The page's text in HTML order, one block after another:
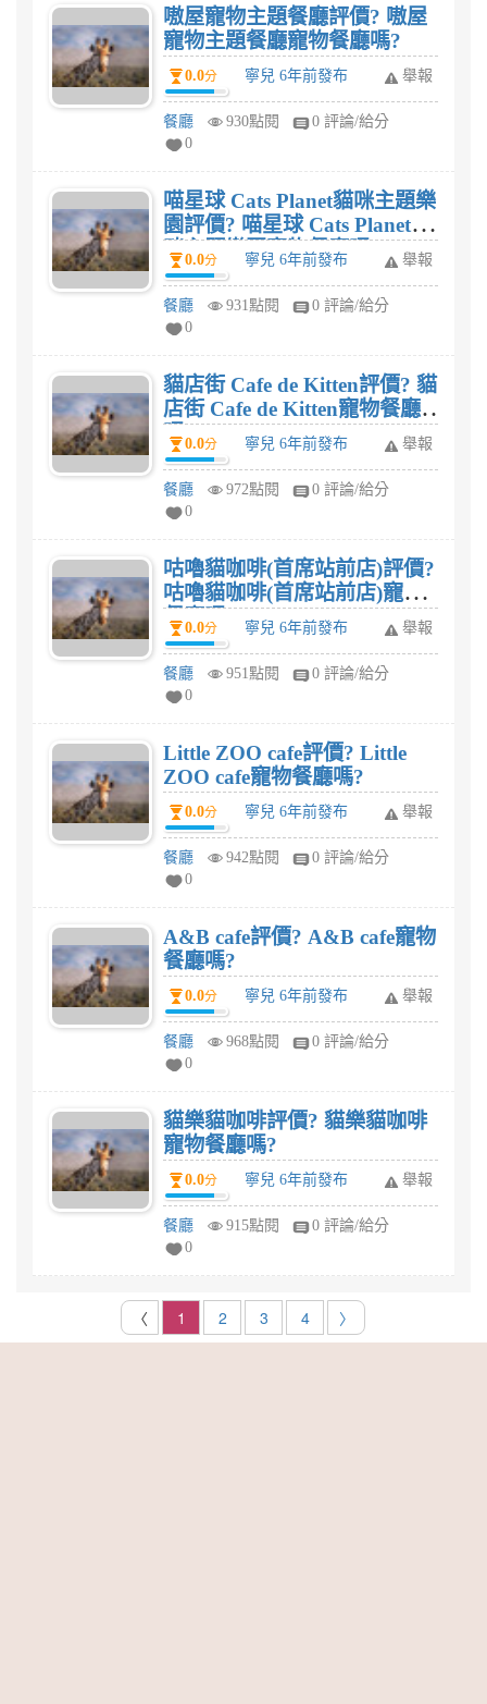
嗷屋寵物主題餐廳評價? 嗷屋
寵物主題餐廳寵物餐廳嗎?
0.0分 寧兒 6年前發布 舉報
餐廳 930點閱
0 評論/給分
0
喵星球 Cats Planet貓咪主題樂
園評價? 喵星球 Cats Planet貓
咪主題樂園寵物餐廳嗎?
0.0分 寧兒 6年前發布 舉報
餐廳 931點閱
0 評論/給分
0
貓店街 Cafe de Kitten評價? 貓
店街 Cafe de Kitten寵物餐廳
嗎?0.0分 寧兒 6年前發布 舉報
餐廳 972點閱
0 評論/給分
0
咕嚕貓咖啡(首席站前店)評價?
咕嚕貓咖啡(首席站前店)寵物
餐廳嗎?
0.0分 寧兒 6年前發布 舉報
餐廳 951點閱
0 評論/給分
0
Little ZOO cafe評價? Little
ZOO cafe寵物餐廳嗎?
0.0分 寧兒 6年前發布 舉報
餐廳 942點閱
0 評論/給分
0
A&B cafe評價? A&B cafe寵物
餐廳嗎?
0.0分 寧兒 6年前發布 舉報
餐廳 968點閱
0 評論/給分
0
貓樂貓咖啡評價? 貓樂貓咖啡
寵物餐廳嗎?
0.0分 寧兒 6年前發布 舉報
餐廳 915點閱
0 評論/給分
0
〈 1 2 3 4 〉